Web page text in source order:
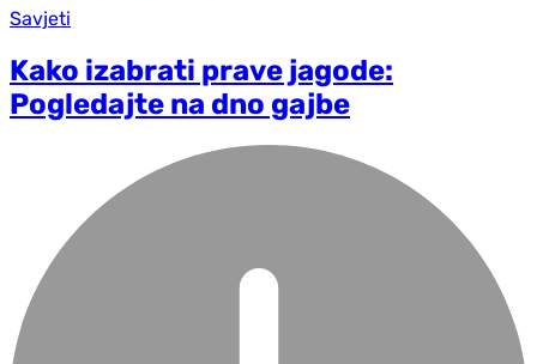
Savjeti
Kako izabrati prave jagode:
Pogledajte na dno gajbe